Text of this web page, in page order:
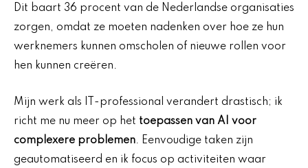
Dit baart 36 procent van de Nederlandse organisaties
zorgen, omdat ze moeten nadenken over hoe ze hun
werknemers kunnen omscholen of nieuwe rollen voor
hen kunnen creëren.
Mijn werk als IT-professional verandert drastisch; ik
richt me nu meer op het toepassen van AI voor
complexere problemen. Eenvoudige taken zijn
geautomatiseerd en ik focus op activiteiten waar